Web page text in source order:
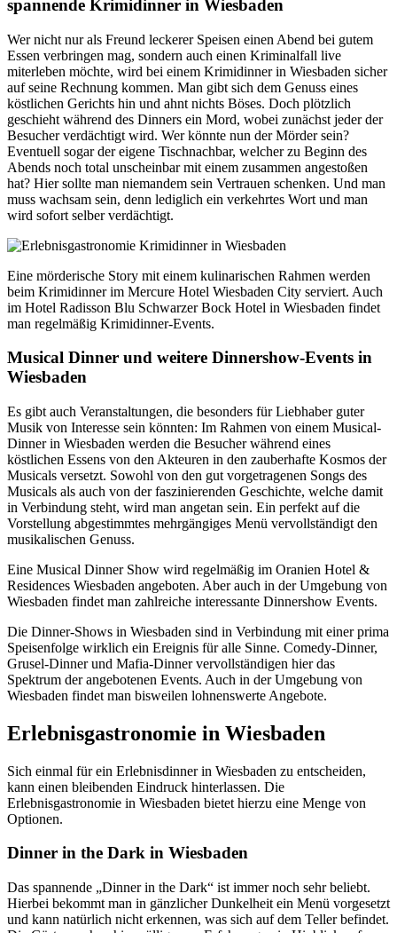
spannende Krimidinner in Wiesbaden
Wer nicht nur als Freund leckerer Speisen einen Abend bei gutem
Essen verbringen mag, sondern auch einen Kriminalfall live
miterleben möchte, wird bei einem Krimidinner in Wiesbaden sicher
auf seine Rechnung kommen. Man gibt sich dem Genuss eines
köstlichen Gerichts hin und ahnt nichts Böses. Doch plötzlich
geschieht während des Dinners ein Mord, wobei zunächst jeder der
Besucher verdächtigt wird. Wer könnte nun der Mörder sein?
Eventuell sogar der eigene Tischnachbar, welcher zu Beginn des
Abends noch total unscheinbar mit einem zusammen angestoßen
hat? Hier sollte man niemandem sein Vertrauen schenken. Und man
muss wachsam sein, denn lediglich ein verkehrtes Wort und man
wird sofort selber verdächtigt.
Eine mörderische Story mit einem kulinarischen Rahmen werden
beim Krimidinner im Mercure Hotel Wiesbaden City serviert. Auch
im Hotel Radisson Blu Schwarzer Bock Hotel in Wiesbaden findet
man regelmäßig Krimidinner-Events.
Musical Dinner und weitere Dinnershow-Events in
Wiesbaden
Es gibt auch Veranstaltungen, die besonders für Liebhaber guter
Musik von Interesse sein könnten: Im Rahmen von einem Musical-
Dinner in Wiesbaden werden die Besucher während eines
köstlichen Essens von den Akteuren in den zauberhafte Kosmos der
Musicals versetzt. Sowohl von den gut vorgetragenen Songs des
Musicals als auch von der faszinierenden Geschichte, welche damit
in Verbindung steht, wird man angetan sein. Ein perfekt auf die
Vorstellung abgestimmtes mehrgängiges Menü vervollständigt den
musikalischen Genuss.
Eine Musical Dinner Show wird regelmäßig im Oranien Hotel &
Residences Wiesbaden angeboten. Aber auch in der Umgebung von
Wiesbaden findet man zahlreiche interessante Dinnershow Events.
Die Dinner-Shows in Wiesbaden sind in Verbindung mit einer prima
Speisenfolge wirklich ein Ereignis für alle Sinne. Comedy-Dinner,
Grusel-Dinner und Mafia-Dinner vervollständigen hier das
Spektrum der angebotenen Events. Auch in der Umgebung von
Wiesbaden findet man bisweilen lohnenswerte Angebote.
Erlebnisgastronomie in Wiesbaden
Sich einmal für ein Erlebnisdinner in Wiesbaden zu entscheiden,
kann einen bleibenden Eindruck hinterlassen. Die
Erlebnisgastronomie in Wiesbaden bietet hierzu eine Menge von
Optionen.
Dinner in the Dark in Wiesbaden
Das spannende „Dinner in the Dark“ ist immer noch sehr beliebt.
Hierbei bekommt man in gänzlicher Dunkelheit ein Menü vorgesetzt
und kann natürlich nicht erkennen, was sich auf dem Teller befindet.